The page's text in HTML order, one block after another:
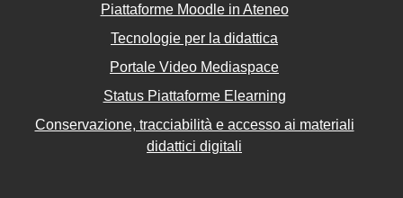
Piattaforme Moodle in Ateneo
Tecnologie per la didattica
Portale Video Mediaspace
Status Piattaforme Elearning
Conservazione, tracciabilità e accesso ai materiali
didattici digitali